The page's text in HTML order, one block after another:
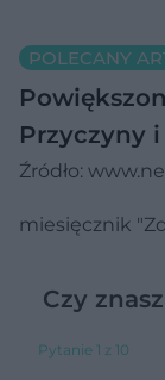
POLECANY
Przyczyny
Źródło:
miesięcznik
Czy
Pytanie 1 z 10